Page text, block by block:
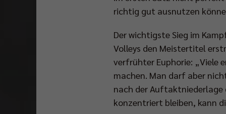
richtig gut ausnutzen
Der wichtigste Sieg im
Volleys den Meistertitel
verfrühter Euphorie: „Viele
machen. Man darf aber
nach der Auftaktniederlage
konzentriert bleiben, kann